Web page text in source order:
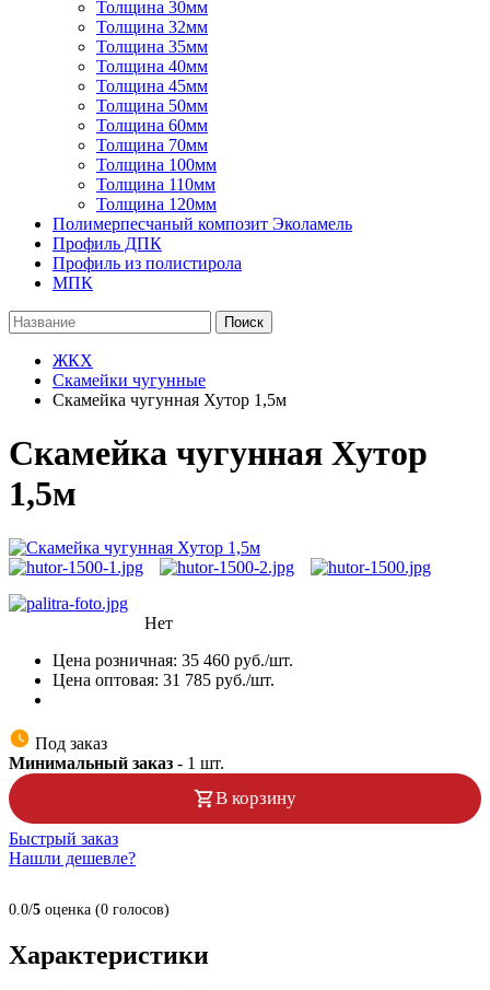
Толщина 30мм
Толщина 32мм
Толщина 35мм
Толщина 40мм
Толщина 45мм
Толщина 50мм
Толщина 60мм
Толщина 70мм
Толщина 100мм
Толщина 110мм
Толщина 120мм
Полимерпесчаный композит Эколамель
Профиль ДПК
Профиль из полистирола
МПК
Поиск
ЖКХ
Скамейки чугунные
Скамейка чугунная Хутор 1,5м
Скамейка чугунная Хутор
1,5м
Нет
Цена розничная: 35 460 руб./шт.
Цена оптовая: 31 785 руб./шт.
Под заказ
Минимальный заказ - 1 шт.
В корзину
Быстрый заказ
Нашли дешевле?
0.0/5 оценка (0 голосов)
Характеристики